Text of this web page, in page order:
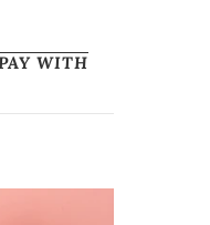
WITH